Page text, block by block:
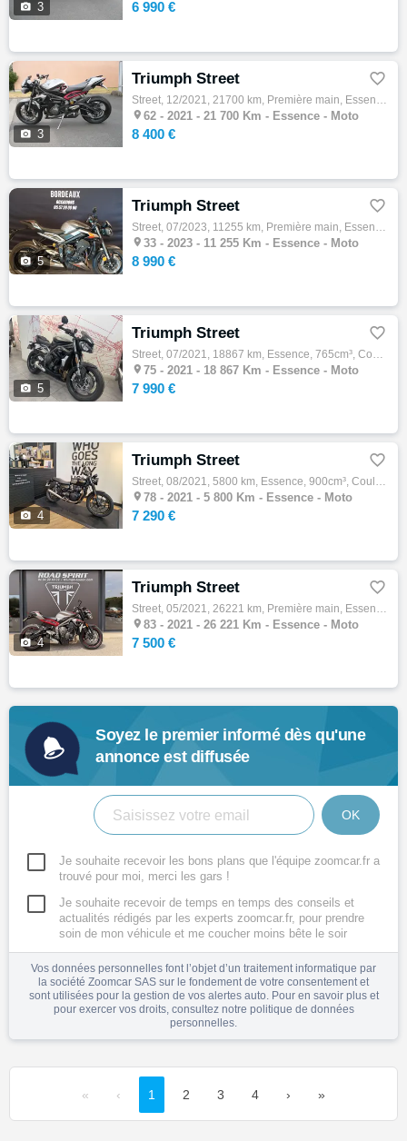
 3 6 990 €
 3
Triumph Street 
Street, 12/2021, 21700 km, Première main, Essence, 765cm³, Couleur gris, 8400 € Equipements : Assurance sur place,Démarches administratives…
 62 - 2021 - 21 700 Km - Essence - Moto
8 400 €
 5
Triumph Street 
Street, 07/2023, 11255 km, Première main, Essence, 765cm³, Couleur gris, 8990 € Equipements : Zone rouge 33 vous propose : Moto d'occasion …
 33 - 2023 - 11 255 Km - Essence - Moto
8 990 €
 5
Triumph Street 
Street, 07/2021, 18867 km, Essence, 765cm³, Couleur noir, 7990 € Equipements : ? À découvrir chez Honda Folie Mericourt : cette superbe TRI…
 75 - 2021 - 18 867 Km - Essence - Moto
7 990 €
 4
Triumph Street 
Street, 08/2021, 5800 km, Essence, 900cm³, Couleur noir, 7290 € Equipements : 47CV,ABS,Anti-démarrage,Anti-patinage,Indicateur de rapport e…
 78 - 2021 - 5 800 Km - Essence - Moto
7 290 €
 4
Triumph Street 
Street, 05/2021, 26221 km, Première main, Essence, 765cm³, Couleur gris, 7500 € Equipements : Triumph Road Spirit - Concessionnaire Exclusi…
 83 - 2021 - 26 221 Km - Essence - Moto
7 500 €
Soyez le premier informé dès qu'une
annonce est diffusée
OK
Je souhaite recevoir les bons plans que l'équipe zoomcar.fr a
trouvé pour moi, merci les gars !
Je souhaite recevoir de temps en temps des conseils et
actualités rédigés par les experts zoomcar.fr, pour prendre
soin de mon véhicule et me coucher moins bête le soir
Vos données personnelles font l’objet d’un traitement informatique par
la société Zoomcar SAS sur le fondement de votre consentement et
sont utilisées pour la gestion de vos alertes auto. Pour en savoir plus et
pour exercer vos droits, consultez notre politique de données
personnelles.
« ‹ 1 2 3 4 › »